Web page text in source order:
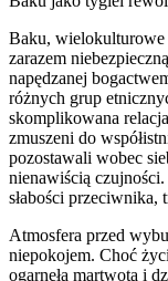
Baku, wielokulturowe
zarazem
napędzanej
różnych grup
skomplikowana
zmuszeni do
pozostawali wobec
nienawiścią
słabości przeciwnika,
Atmosfera przed
niepokojem. Choć
ogarnęła martwota i